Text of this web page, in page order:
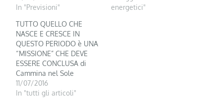
In "Previsioni"
energetici"
TUTTO QUELLO CHE
NASCE E CRESCE IN
QUESTO PERIODO è UNA
“MISSIONE” CHE DEVE
ESSERE CONCLUSA di
Cammina nel Sole
11/07/2016
In "tutti gli articoli"